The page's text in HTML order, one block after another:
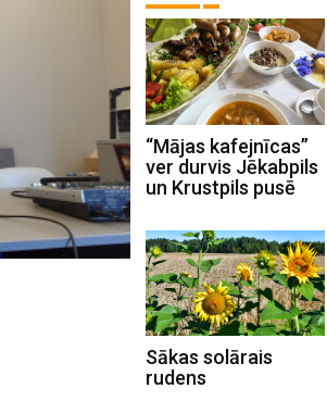
“Mājas kafejnīcas”
ver durvis Jēkabpils
un Krustpils pusē
Sākas solārais
rudens